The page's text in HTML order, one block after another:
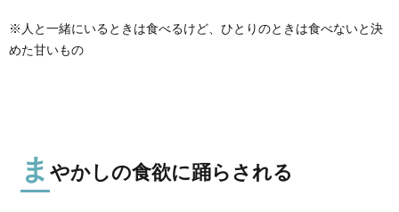
※人と一緒にいるときは食べるけど、ひとりのときは食べないと決
めた甘いもの
まやかしの食欲に踊らされる